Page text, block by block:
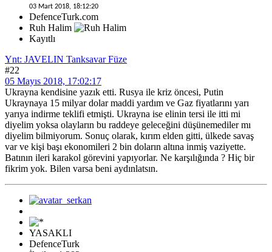
03 Mart 2018, 18:12:20
DefenceTurk.com
Ruh Halim
Kayıtlı
Ynt: JAVELIN Tanksavar Füze
#22
05 Mayıs 2018, 17:02:17
Ukrayna kendisine yazık etti. Rusya ile kriz öncesi, Putin
Ukraynaya 15 milyar dolar maddi yardım ve Gaz fiyatlarını yarı
yarıya indirme teklifi etmişti. Ukrayna ise elinin tersi ile itti mi
diyelim yoksa olayların bu raddeye geleceğini düşünemediler mı
diyelim bilmiyorum. Sonuç olarak, kırım elden gitti, ülkede savaş
var ve kişi başı ekonomileri 2 bin doların altına inmiş vaziyette.
Batının ileri karakol görevini yapıyorlar. Ne karşılığında ? Hiç bir
fikrim yok. Bilen varsa beni aydınlatsın.
YASAKLI
DefenceTurk